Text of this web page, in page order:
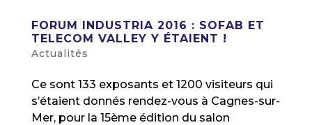
FORUM INDUSTRIA 2016 : SOFAB ET
TELECOM VALLEY Y ÉTAIENT !
Actualités
Ce sont 133 exposants et 1200 visiteurs qui
s’étaient donnés rendez-vous à Cagnes-sur-
Mer, pour la 15ème édition du salon